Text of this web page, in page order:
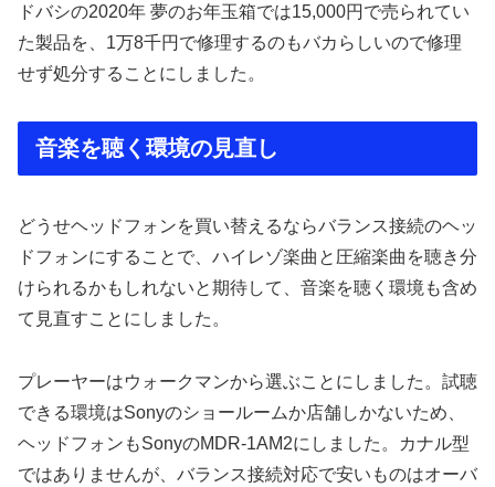
ドバシの2020年 夢のお年玉箱では15,000円で売られてい
た製品を、1万8千円で修理するのもバカらしいので修理
せず処分することにしました。
音楽を聴く環境の見直し
どうせヘッドフォンを買い替えるならバランス接続のヘッ
ドフォンにすることで、ハイレゾ楽曲と圧縮楽曲を聴き分
けられるかもしれないと期待して、音楽を聴く環境も含め
て見直すことにしました。
プレーヤーはウォークマンから選ぶことにしました。試聴
できる環境はSonyのショールームか店舗しかないため、
ヘッドフォンもSonyのMDR-1AM2にしました。カナル型
ではありませんが、バランス接続対応で安いものはオーバ